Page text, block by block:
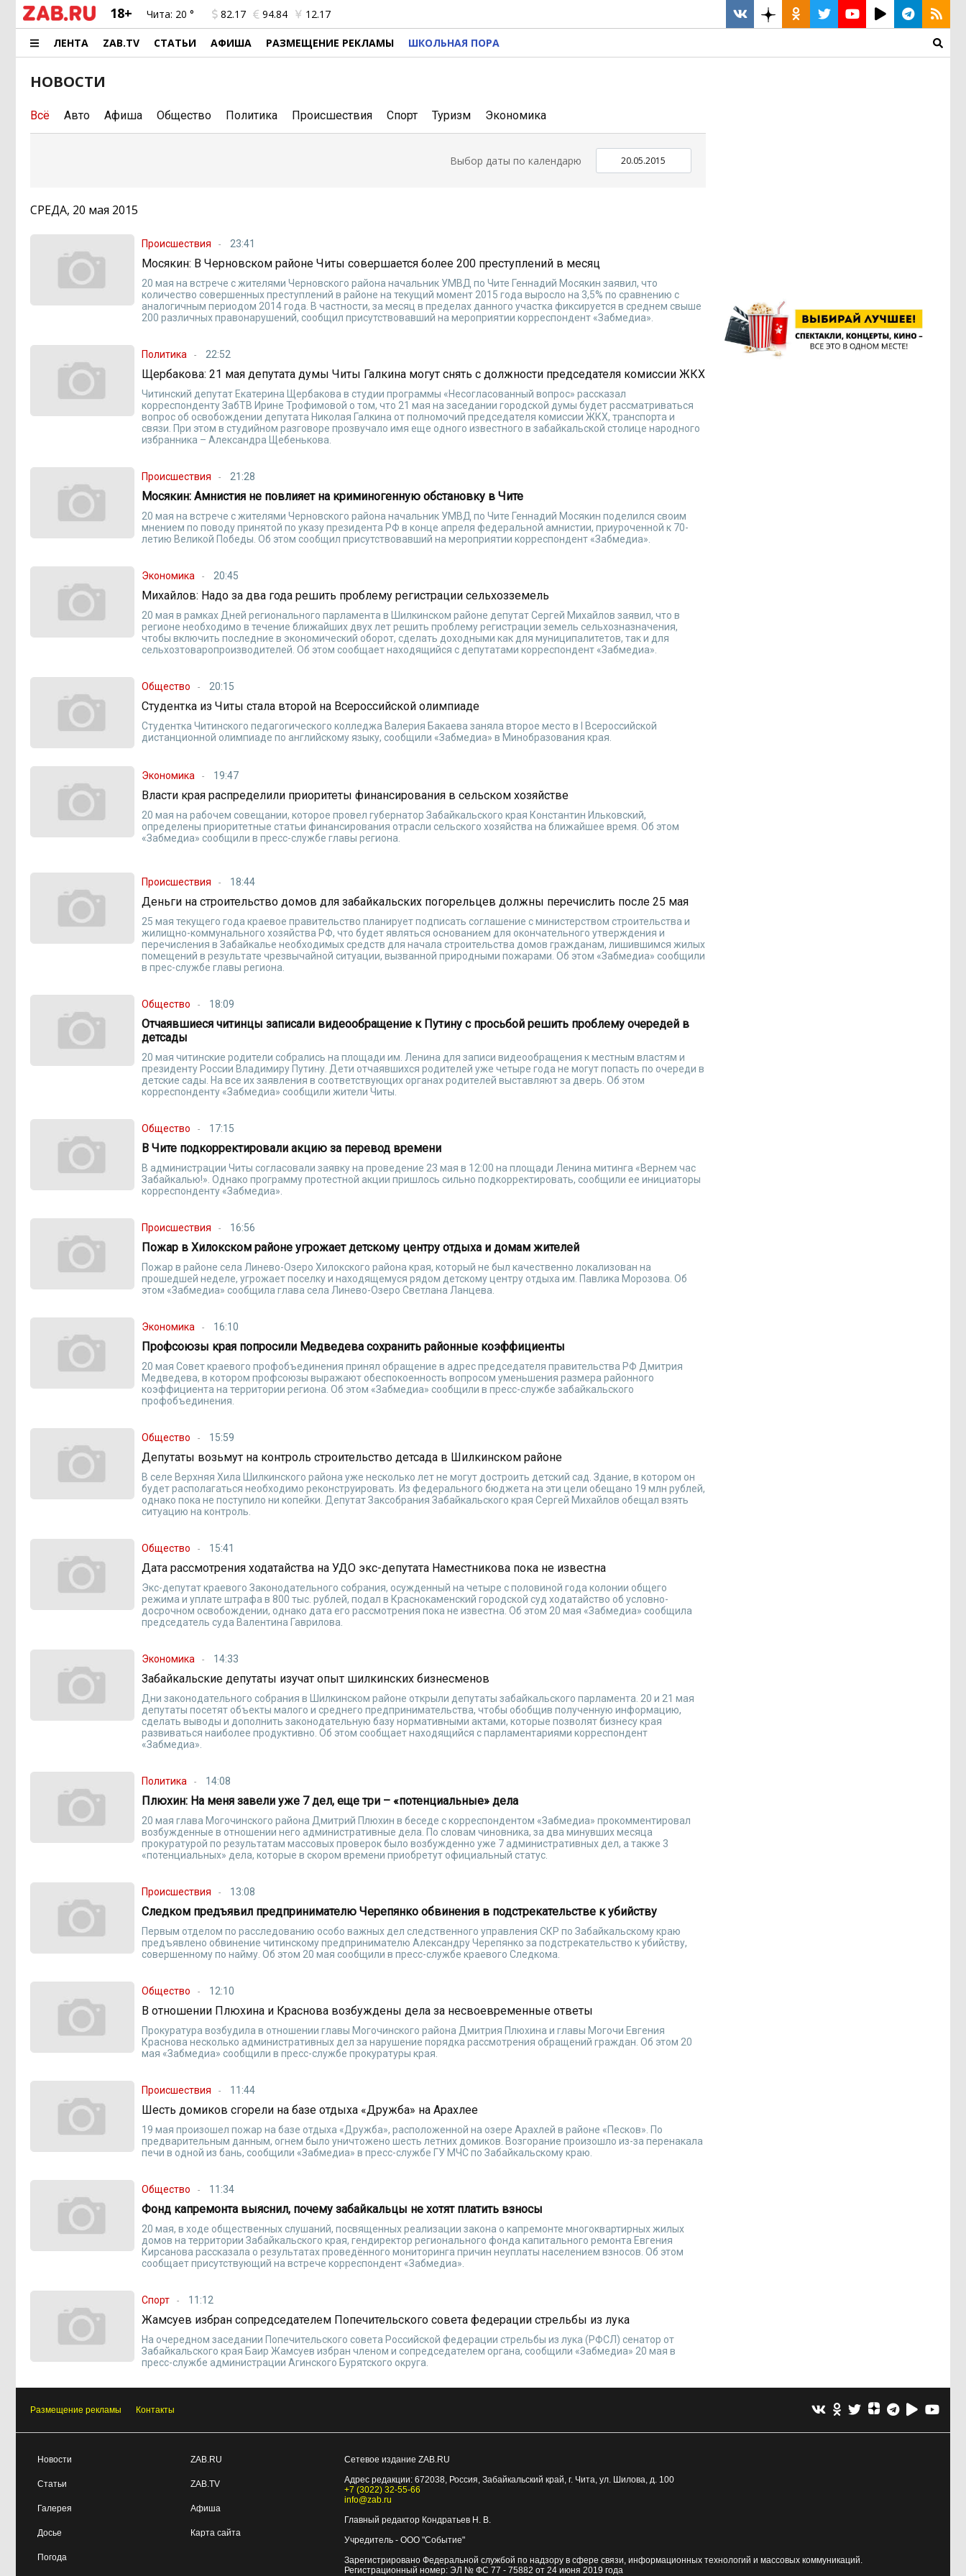
18+ Чита: 20 ° 82.17 94.84 12.17
ЛЕНТА ZAB.TV СТАТЬИ АФИША РАЗМЕЩЕНИЕ РЕКЛАМЫ ШКОЛЬНАЯ ПОРА
НОВОСТИ
Всё Авто Афиша Общество Политика Происшествия Спорт Туризм Экономика
Выбор даты по календарю
СРЕДА, 20 мая 2015
Происшествия 23:41
Мосякин: В Черновском районе Читы совершается более 200 преступлений в месяц
20 мая на встрече с жителями Черновского района начальник УМВД по Чите Геннадий Мосякин заявил, что
количество совершенных преступлений в районе на текущий момент 2015 года выросло на 3,5% по сравнению с
аналогичным периодом 2014 года. В частности, за месяц в пределах данного участка фиксируется в среднем свыше
200 различных правонарушений, сообщил присутствовавший на мероприятии корреспондент «Забмедиа».
Политика 22:52
Щербакова: 21 мая депутата думы Читы Галкина могут снять с должности председателя комиссии ЖКХ
Читинский депутат Екатерина Щербакова в студии программы «Несогласованный вопрос» рассказал
корреспонденту ЗабТВ Ирине Трофимовой о том, что 21 мая на заседании городской думы будет рассматриваться
вопрос об освобождении депутата Николая Галкина от полномочий председателя комиссии ЖКХ, транспорта и
связи. При этом в студийном разговоре прозвучало имя еще одного известного в забайкальской столице народного
избранника – Александра Щебенькова.
Происшествия 21:28
Мосякин: Амнистия не повлияет на криминогенную обстановку в Чите
20 мая на встрече с жителями Черновского района начальник УМВД по Чите Геннадий Мосякин поделился своим
мнением по поводу принятой по указу президента РФ в конце апреля федеральной амнистии, приуроченной к 70-
летию Великой Победы. Об этом сообщил присутствовавший на мероприятии корреспондент «Забмедиа».
Экономика 20:45
Михайлов: Надо за два года решить проблему регистрации сельхозземель
20 мая в рамках Дней регионального парламента в Шилкинском районе депутат Сергей Михайлов заявил, что в
регионе необходимо в течение ближайших двух лет решить проблему регистрации земель сельхозназначения,
чтобы включить последние в экономический оборот, сделать доходными как для муниципалитетов, так и для
сельхозтоваропроизводителей. Об этом сообщает находящийся с депутатами корреспондент «Забмедиа».
Общество 20:15
Студентка из Читы стала второй на Всероссийской олимпиаде
Студентка Читинского педагогического колледжа Валерия Бакаева заняла второе место в I Всероссийской
дистанционной олимпиаде по английскому языку, сообщили «Забмедиа» в Минобразования края.
Экономика 19:47
Власти края распределили приоритеты финансирования в сельском хозяйстве
20 мая на рабочем совещании, которое провел губернатор Забайкальского края Константин Ильковский,
определены приоритетные статьи финансирования отрасли сельского хозяйства на ближайшее время. Об этом
«Забмедиа» сообщили в пресс-службе главы региона.
Происшествия 18:44
Деньги на строительство домов для забайкальских погорельцев должны перечислить после 25 мая
25 мая текущего года краевое правительство планирует подписать соглашение с министерством строительства и
жилищно-коммунального хозяйства РФ, что будет являться основанием для окончательного утверждения и
перечисления в Забайкалье необходимых средств для начала строительства домов гражданам, лишившимся жилых
помещений в результате чрезвычайной ситуации, вызванной природными пожарами. Об этом «Забмедиа» сообщили
в прес-службе главы региона.
Общество 18:09
Отчаявшиеся читинцы записали видеообращение к Путину с просьбой решить проблему очередей в
детсады
20 мая читинские родители собрались на площади им. Ленина для записи видеообращения к местным властям и
президенту России Владимиру Путину. Дети отчаявшихся родителей уже четыре года не могут попасть по очереди в
детские сады. На все их заявления в соответствующих органах родителей выставляют за дверь. Об этом
корреспонденту «Забмедиа» сообщили жители Читы.
Общество 17:15
В Чите подкорректировали акцию за перевод времени
В администрации Читы согласовали заявку на проведение 23 мая в 12:00 на площади Ленина митинга «Вернем час
Забайкалью!». Однако программу протестной акции пришлось сильно подкорректировать, сообщили ее инициаторы
корреспонденту «Забмедиа».
Происшествия 16:56
Пожар в Хилокском районе угрожает детскому центру отдыха и домам жителей
Пожар в районе села Линево-Озеро Хилокского района края, который не был качественно локализован на
прошедшей неделе, угрожает поселку и находящемуся рядом детскому центру отдыха им. Павлика Морозова. Об
этом «Забмедиа» сообщила глава села Линево-Озеро Светлана Ланцева.
Экономика 16:10
Профсоюзы края попросили Медведева сохранить районные коэффициенты
20 мая Совет краевого профобъединения принял обращение в адрес председателя правительства РФ Дмитрия
Медведева, в котором профсоюзы выражают обеспокоенность вопросом уменьшения размера районного
коэффициента на территории региона. Об этом «Забмедиа» сообщили в пресс-службе забайкальского
профобъединения.
Общество 15:59
Депутаты возьмут на контроль строительство детсада в Шилкинском районе
В селе Верхняя Хила Шилкинского района уже несколько лет не могут достроить детский сад. Здание, в котором он
будет располагаться необходимо реконструировать. Из федерального бюджета на эти цели обещано 19 млн рублей,
однако пока не поступило ни копейки. Депутат Заксобрания Забайкальского края Сергей Михайлов обещал взять
ситуацию на контроль.
Общество 15:41
Дата рассмотрения ходатайства на УДО экс-депутата Наместникова пока не известна
Экс-депутат краевого Законодательного собрания, осужденный на четыре с половиной года колонии общего
режима и уплате штрафа в 800 тыс. рублей, подал в Краснокаменский городской суд ходатайство об условно-
досрочном освобождении, однако дата его рассмотрения пока не известна. Об этом 20 мая «Забмедиа» сообщила
председатель суда Валентина Гаврилова.
Экономика 14:33
Забайкальские депутаты изучат опыт шилкинских бизнесменов
Дни законодательного собрания в Шилкинском районе открыли депутаты забайкальского парламента. 20 и 21 мая
депутаты посетят объекты малого и среднего предпринимательства, чтобы обобщив полученную информацию,
сделать выводы и дополнить законодательную базу нормативными актами, которые позволят бизнесу края
развиваться наиболее продуктивно. Об этом сообщает находящийся с парламентариями корреспондент
«Забмедиа».
Политика 14:08
Плюхин: На меня завели уже 7 дел, еще три – «потенциальные» дела
20 мая глава Могочинского района Дмитрий Плюхин в беседе с корреспондентом «Забмедиа» прокомментировал
возбужденные в отношении него административные дела. По словам чиновника, за два минувших месяца
прокуратурой по результатам массовых проверок было возбужденно уже 7 административных дел, а также 3
«потенциальных» дела, которые в скором времени приобретут официальный статус.
Происшествия 13:08
Следком предъявил предпринимателю Черепянко обвинения в подстрекательстве к убийству
Первым отделом по расследованию особо важных дел следственного управления СКР по Забайкальскому краю
предъявлено обвинение читинскому предпринимателю Александру Черепянко за подстрекательство к убийству,
совершенному по найму. Об этом 20 мая сообщили в пресс-службе краевого Следкома.
Общество 12:10
В отношении Плюхина и Краснова возбуждены дела за несвоевременные ответы
Прокуратура возбудила в отношении главы Могочинского района Дмитрия Плюхина и главы Могочи Евгения
Краснова несколько административных дел за нарушение порядка рассмотрения обращений граждан. Об этом 20
мая «Забмедиа» сообщили в пресс-службе прокуратуры края.
Происшествия 11:44
Шесть домиков сгорели на базе отдыха «Дружба» на Арахлее
19 мая произошел пожар на базе отдыха «Дружба», расположенной на озере Арахлей в районе «Песков». По
предварительным данным, огнем было уничтожено шесть летних домиков. Возгорание произошло из-за перенакала
печи в одной из бань, сообщили «Забмедиа» в пресс-службе ГУ МЧС по Забайкальскому краю.
Общество 11:34
Фонд капремонта выяснил, почему забайкальцы не хотят платить взносы
20 мая, в ходе общественных слушаний, посвященных реализации закона о капремонте многоквартирных жилых
домов на территории Забайкальского края, гендиректор регионального фонда капитального ремонта Евгения
Кирсанова рассказала о результатах проведённого мониторинга причин неуплаты населением взносов. Об этом
сообщает присутствующий на встрече корреспондент «Забмедиа».
Спорт 11:12
Жамсуев избран сопредседателем Попечительского совета федерации стрельбы из лука
На очередном заседании Попечительского совета Российской федерации стрельбы из лука (РФСЛ) сенатор от
Забайкальского края Баир Жамсуев избран членом и сопредседателем органа, сообщили «Забмедиа» 20 мая в
пресс-службе администрации Агинского Бурятского округа.
Размещение рекламы Контакты
Новости
Статьи
Галерея
Досье
Погода
ZAB.RU
ZAB.TV
Афиша
Карта сайта
Сетевое издание ZAB.RU
Адрес редакции: 672038, Россия, Забайкальский край, г. Чита, ул. Шилова, д. 100
+7 (3022) 32-55-66
info@zab.ru
Главный редактор Кондратьев Н. В.
Учредитель - ООО "Событие"
Зарегистрировано Федеральной службой по надзору в сфере связи, информационных технологий и массовых коммуникаций.
Регистрационный номер: ЭЛ № ФС 77 - 75882 от 24 июня 2019 года